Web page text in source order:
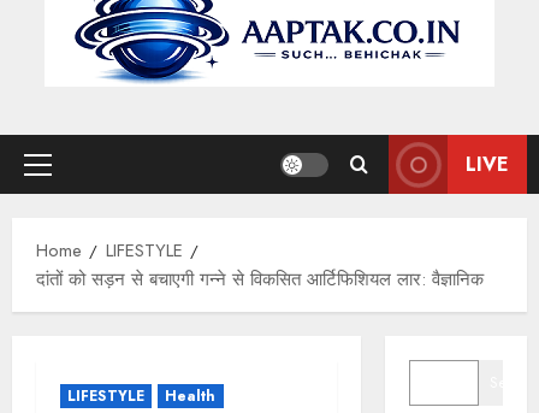
Primary
LIVE
Home
LIFESTYLE
दांतों को सड़न से बचाएगी गन्ने से विकसित आर्टिफिशियल लार: वैज्ञानिक
LIFESTYLE Health